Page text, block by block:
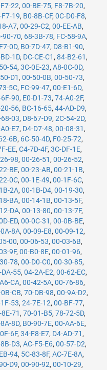
22, 00-BE-75, F8-7B-20,
F7-19, B0-8B-CF, 0C-D0-F8,
A7, 00-29-C2, 00-EE-AB,
90-70, 68-3B-78, FC-58-9A,
0D, B0-7D-47, D8-B1-90,
1D, DC-CE-C1 , 84-B2-61 ,
54, 3C-0E-23, A8-0C-0D,
D1 , 00-50-0B, 00-50-73,
5C, FC-99-47, 00-E1-6D,
90, E0-D1-73, 74-A0-2F,
56, BC-16-65, 44-AD-D9,
03, D8-67-D9, 2C-54-2D,
E7, D4-D7-48, 00-08-31 ,
6B, 6C-50-4D, F0-25-72,
EE, C4-7D-4F, 3C-DF-1E,
98, 00-26-51 , 00-26-52,
BE, 00-23-AB, 00-21-1B,
0C, 00-1E-49, 00-1F-6C,
2A, 00-1B-D4, 00-19-30,
BA, 00-14-1B, 00-13-5F,
DA, 00-13-80, 00-13-7F,
ED, 00-0C-31 , 00-0B-BE,
8A, 00-09-E8, 00-09-12,
00, 00-06-53, 00-03-6B,
9F, 00-B0-8E, 00-01-96,
78, 00-D0-C0, 00-30-85,
55, 04-2A-E2, 00-62-EC,
CA, 00-42-5A, 00-76-86,
CB, 70-DB-98, 00-9A-D2,
53, 24-7E-12, 00-BF-77,
8E-71 , 70-01-B5, 78-72-5D,
8D, B0-90-7E, 00-AA-6E,
6F, 34-F8-E7, D4-AD-71 ,
D3, AC-F5-E6, 00-57-D2,
94, 5C-83-8F, AC-7E-8A,
D9, 00-90-92, 00-10-29,